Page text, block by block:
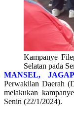
Kampanye
Selatan pada
MANSEL,
Perwakilan Daerah
melakukan
Senin (22/1/2024).